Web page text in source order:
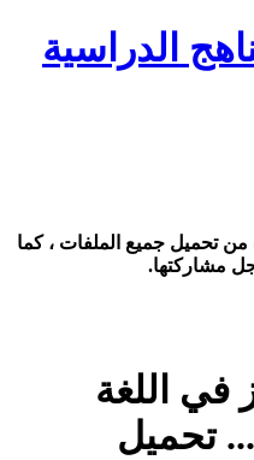
الدراسية
تحميل جميع الملفات ، كما
مشاركتها.
في اللغة
تحميل